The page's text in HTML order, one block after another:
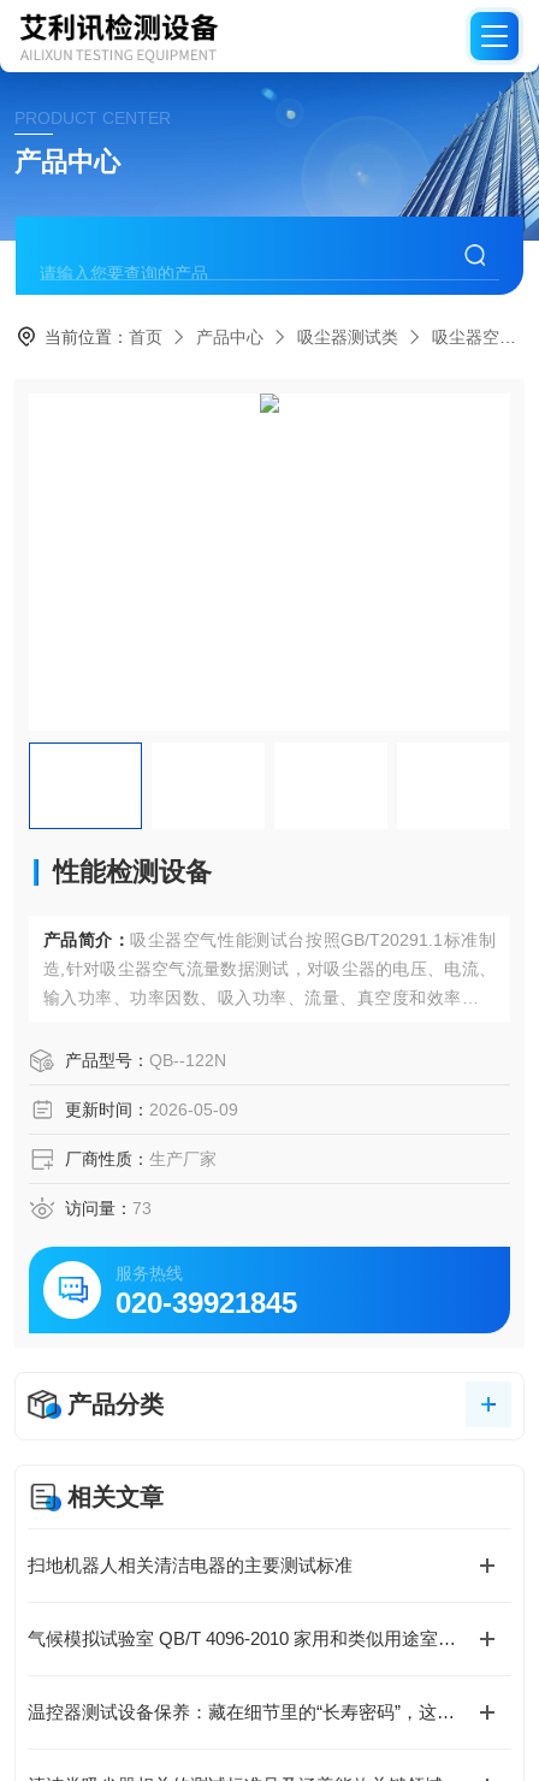
PRODUCT CENTER
产品中心
当前位置：首页 产品中心 吸尘器测试类 吸尘器空气性能检测设备
性能检测设备
产品简介： 吸尘器空气性能测试台按照GB/T20291.1标准制
造,针对吸尘器空气流量数据测试，对吸尘器的电压、电流、
输入功率、功率因数、吸入功率、流量、真空度和效率等参
设计与制造。通用于吸尘器整机、吸尘器电机等空气流量测
据通过USB导出。设备通用性强,操作简单,控制方便,故障率
产品型号： QB--122N
更新时间： 2026-05-09
厂商性质： 生产厂家
访问量： 73
服务热线
020-39921845
产品分类
相关文章
扫地机器人相关清洁电器的主要测试标准
气候模拟试验室 QB/T 4096-2010 家用和类似用途室内加热器的性能
温控器测试设备保养：藏在细节里的“长寿密码”，这样做效率翻倍